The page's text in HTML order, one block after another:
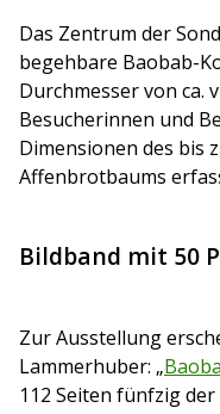
Das Zentrum der
begehbare Baobab-
Durchmesser von ca.
Besucherinnen und
Dimensionen des bis
Affenbrotbaums
Bildband mit 50
Zur Ausstellung
Lammerhuber: „
112 Seiten fünfzig